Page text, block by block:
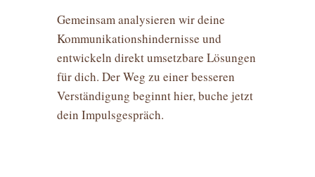
Gemeinsam analysieren wir deine
Kommunikationshindernisse und
entwickeln direkt umsetzbare Lösungen
für dich. Der Weg zu einer besseren
Verständigung beginnt hier, buche jetzt
dein Impulsgespräch.